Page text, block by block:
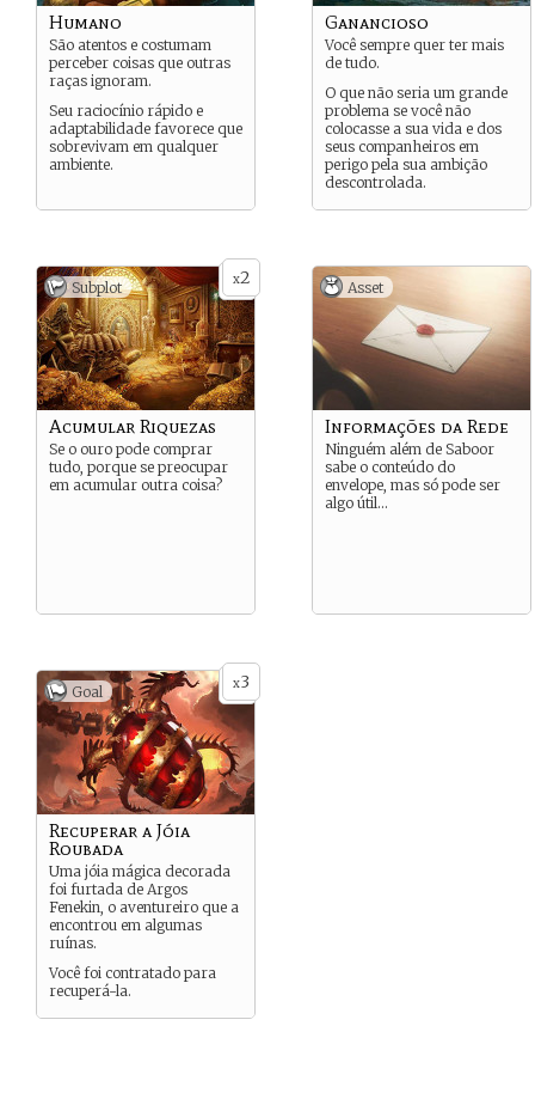
Humano
São atentos e costumam
perceber coisas que outras
raças ignoram.
Seu raciocínio rápido e
adaptabilidade favorece que
sobrevivam em qualquer
ambiente.
Ganancioso
Você sempre quer ter mais
de tudo.
O que não seria um grande
problema se você não
colocasse a sua vida e dos
seus companheiros em
perigo pela sua ambição
descontrolada.
x2
Subplot
Acumular Riquezas
Se o ouro pode comprar
tudo, porque se preocupar
em acumular outra coisa?
Asset
Informações da Rede
Ninguém além de Saboor
sabe o conteúdo do
envelope, mas só pode ser
algo útil…
x3
Goal
Recuperar a Jóia
Roubada
Uma jóia mágica decorada
foi furtada de Argos
Fenekin, o aventureiro que a
encontrou em algumas
ruínas.
Você foi contratado para
recuperá-la.